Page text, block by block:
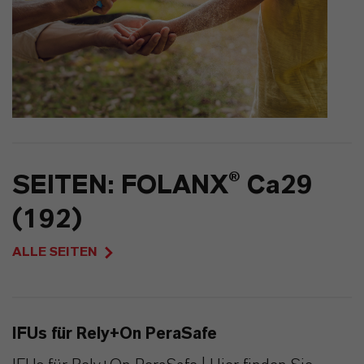
SEITEN: FOLANX® Ca29
(192)
ALLE SEITEN
IFUs für Rely+On PeraSafe